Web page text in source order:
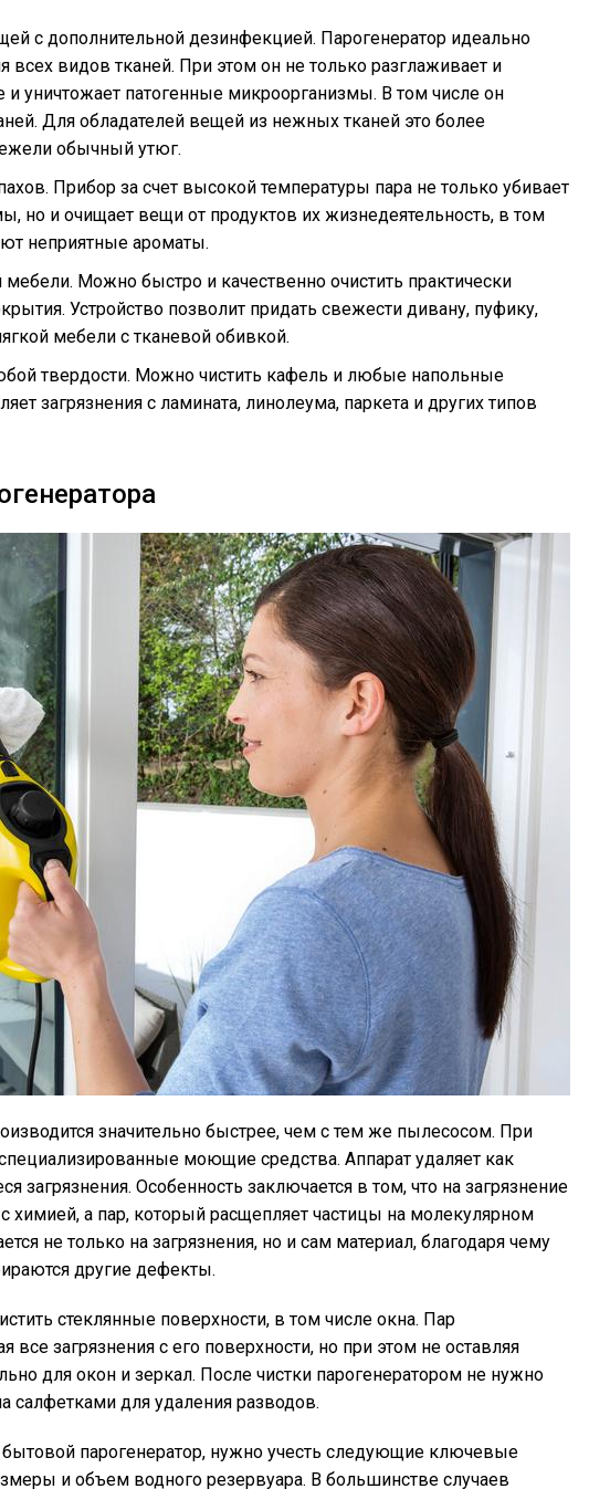
с дополнительной дезинфекцией. Парогенератор идеально
всех видов тканей. При этом он не только разглаживает и
уничтожает патогенные микроорганизмы. В том числе он
Для обладателей вещей из нежных тканей это более
обычный утюг.
Прибор за счет высокой температуры пара не только убивает
но и очищает вещи от продуктов их жизнедеятельность, в том
неприятные ароматы.
Можно быстро и качественно очистить практически
Устройство позволит придать свежести дивану, пуфику,
мебели с тканевой обивкой.
твердости. Можно чистить кафель и любые напольные
загрязнения с ламината, линолеума, паркета и других типов
значительно быстрее, чем с тем же пылесосом. При
моющие средства. Аппарат удаляет как
загрязнения. Особенность заключается в том, что на загрязнение
химией, а пар, который расщепляет частицы на молекулярном
не только на загрязнения, но и сам материал, благодаря чему
другие дефекты.
стеклянные поверхности, в том числе окна. Пар
все загрязнения с его поверхности, но при этом не оставляя
для окон и зеркал. После чистки парогенератором не нужно
салфетками для удаления разводов.
парогенератор, нужно учесть следующие ключевые
и объем водного резервуара. В большинстве случаев